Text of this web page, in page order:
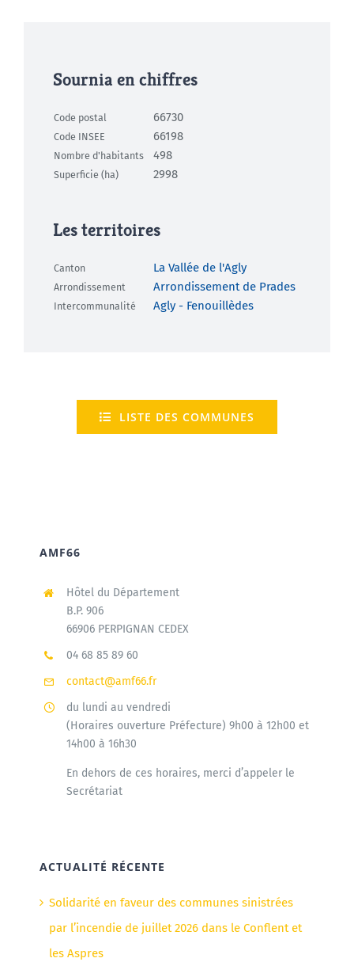
Sournia en chiffres
Code postal 66730
Code INSEE 66198
Nombre d'habitants 498
Superficie (ha) 2998
Les territoires
Canton La Vallée de l'Agly
Arrondissement Arrondissement de Prades
Intercommunalité Agly - Fenouillèdes
LISTE DES COMMUNES
AMF66
Hôtel du Département
B.P. 906
66906 PERPIGNAN CEDEX
04 68 85 89 60
contact@amf66.fr
du lundi au vendredi
(Horaires ouverture Préfecture) 9h00 à 12h00 et
14h00 à 16h30
En dehors de ces horaires, merci d’appeler le
Secrétariat
ACTUALITÉ RÉCENTE
Solidarité en faveur des communes sinistrées
par l’incendie de juillet 2026 dans le Conflent et
les Aspres